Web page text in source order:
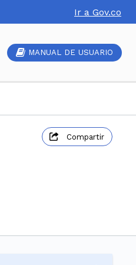
Ir a Gov.co
MANUAL DE USUARIO
Compartir